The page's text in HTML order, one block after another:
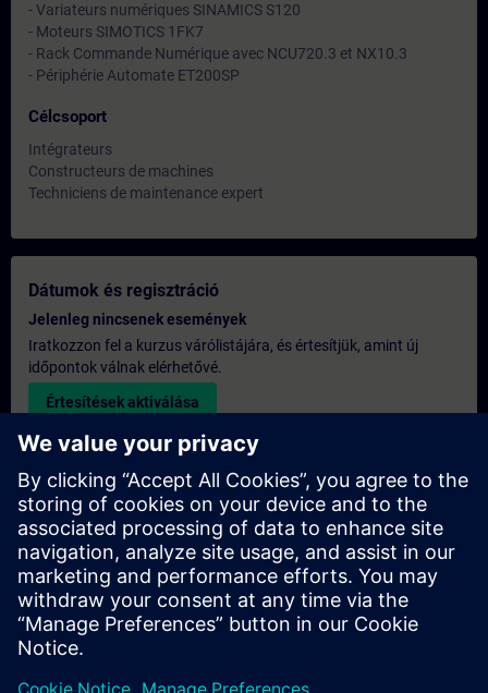
- Variateurs numériques SINAMICS S120
- Moteurs SIMOTICS 1FK7
- Rack Commande Numérique avec NCU720.3 et NX10.3
- Périphérie Automate ET200SP
Célcsoport
Intégrateurs
Constructeurs de machines
Techniciens de maintenance expert
Dátumok és regisztráció
Jelenleg nincsenek események
Iratkozzon fel a kurzus várólistájára, és értesítjük, amint új
időpontok válnak elérhetővé.
Értesítések aktiválása
Egyedi árajánlat
Ha szüksége van a képzésre vonatkozó általános listaáras
árajánlatra – például a beszerzési osztály számára –, kérjük,
kattintson az alábbi linkre. Először meg kell adnia néhány
személyes adatot, majd ezt követően e-mailben elküldjük Önnek
az árajánlatot.
Árajánlat készítése